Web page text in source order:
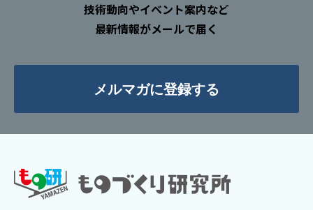
技術動向やイベント案内など
最新情報がメールで届く
メルマガに登録する